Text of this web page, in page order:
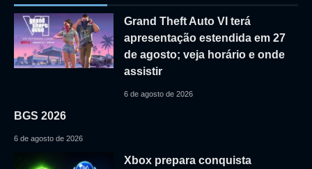
Grand Theft Auto VI terá
apresentação estendida em 27
de agosto; veja horário e onde
assistir
6 de agosto de 2026
BGS 2026
6 de agosto de 2026
Xbox prepara conquista